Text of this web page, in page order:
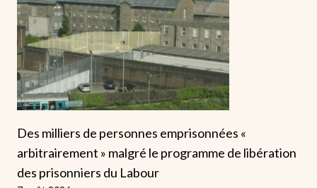
Des milliers de personnes emprisonnées «
arbitrairement » malgré le programme de libération
des prisonniers du Labour